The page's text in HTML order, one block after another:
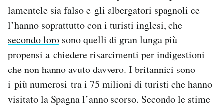
lamentele sia falso e gli albergatori spagnoli ce
l’hanno soprattutto con i turisti inglesi, che
secondo loro sono quelli di gran lunga più
propensi a chiedere risarcimenti per indigestioni
che non hanno avuto davvero. I britannici sono
i più numerosi tra i 75 milioni di turisti che hanno
visitato la Spagna l’anno scorso. Secondo le stime